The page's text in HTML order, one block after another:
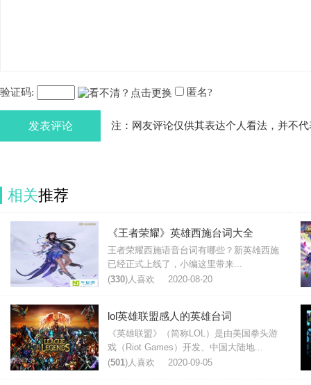
验证码: 匿名?
发表评论 注：网友评论仅供其表达个人看法，并不
相关推荐
《王者荣耀》英雄西施台词大全
王者荣耀西施语音台词有哪些？新英雄西施
已经正式上线了，小编这里带来...
(330)人喜欢 2020-08-20
lol英雄联盟感人的英雄台词
《英雄联盟》（简称LOL）是由美国拳头游
戏（Riot Games）开发、中国大陆地...
(501)人喜欢 2020-09-05